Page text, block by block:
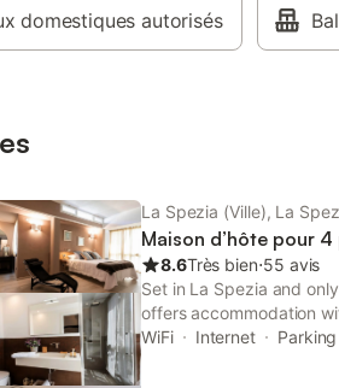
domestiques autorisés
La Spezia (Ville), La
Maison d’hôte pour
8.6Très bien⋅55 avis
Set in La Spezia and
offers accommodation
property has mountain
WiFi Internet Parking